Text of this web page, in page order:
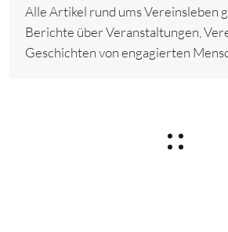
Alle Artikel rund ums Vereinsleben
Berichte über Veranstaltungen,
Geschichten von engagierten